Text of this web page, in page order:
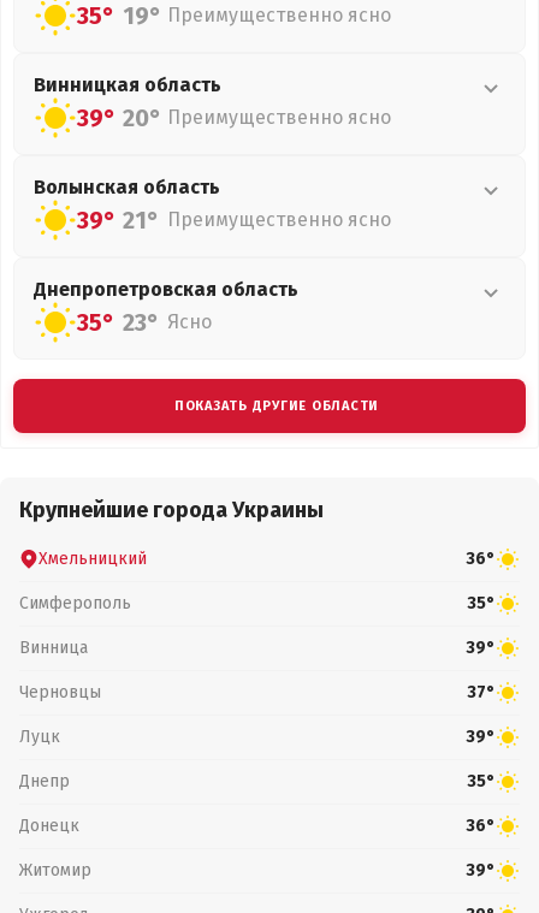
35° 19° Преимущественно ясно
Винницкая область
39° 20° Преимущественно ясно
Волынская область
39° 21° Преимущественно ясно
Днепропетровская область
35° 23° Ясно
ПОКАЗАТЬ ДРУГИЕ ОБЛАСТИ
Крупнейшие города Украины
Хмельницкий 36°
Симферополь 35°
Винница 39°
Черновцы 37°
Луцк 39°
Днепр 35°
Донецк 36°
Житомир 39°